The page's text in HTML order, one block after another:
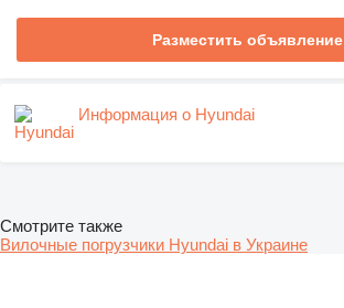
Разместить объявление
Информация о Hyundai
Смотрите также
Вилочные погрузчики Hyundai в Украине